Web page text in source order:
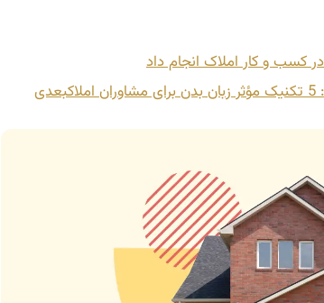
کسب و کار املاک انجام داد
بعدی